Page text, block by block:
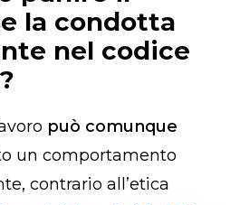
la condotta
nel codice
può comunque
un comportamento
contrario all’etica